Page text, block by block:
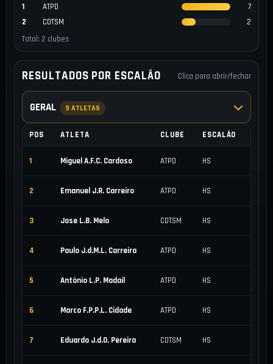
1 ATPD
7
2
CDTSM
2
Total: 2 clubes
RESULTADOS POR ESCALÃO Clica para abrir/fechar
GERAL 9 ATLETAS
POS ATLETA CLUBE ESCALÃO
1 Miguel A.F.C. Cardoso ATPD HS
2 Emanuel J.R. Carreiro ATPD HS
3 Jose L.B. Melo CDTSM HS
4 Paulo J.d.M.L. Carreira ATPD HS
5 António L.P. Madaíl ATPD HS
6 Marco F.P.P.L. Cidade ATPD HS
7 Eduardo J.d.O. Pereira CDTSM HS